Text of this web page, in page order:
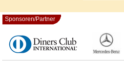
Sponsoren/Partner